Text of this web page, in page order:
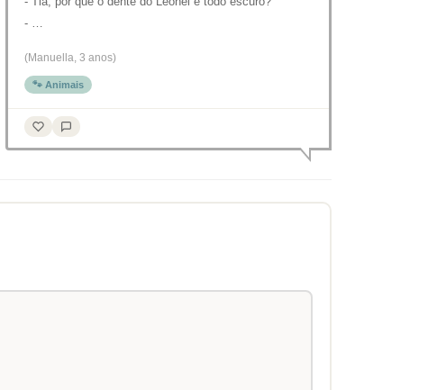
- …
(Manuella, 3 anos)
🐾 Animais